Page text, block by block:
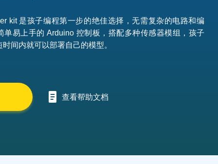
kit 是孩子编程第一步的绝佳选择，无需复杂的电路和编
单易上手的 Arduino 控制板，搭配多种传感器模组，孩子
间内就可以部署自己的模型。
查看帮助文档